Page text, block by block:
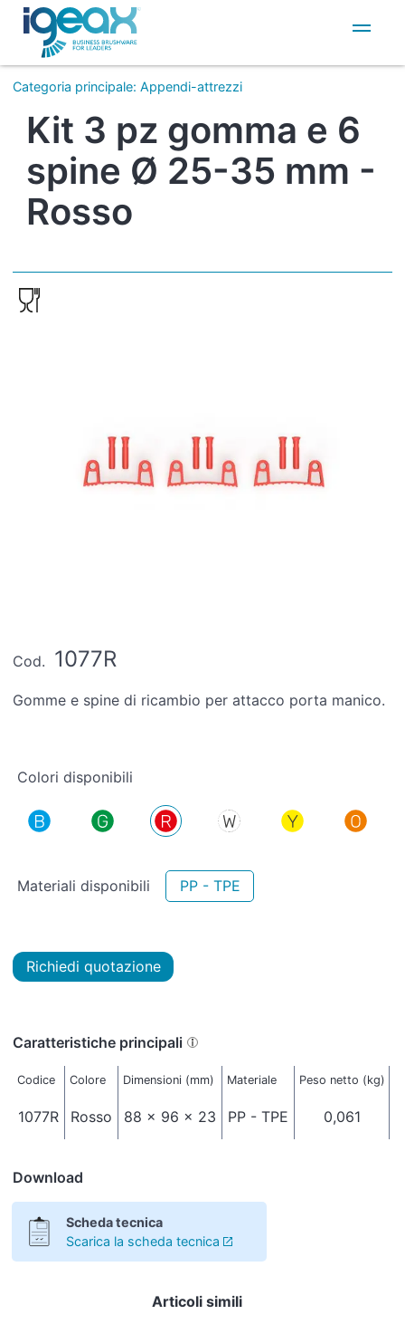
IT
EN
Categoria principale:Appendi-attrezzi
Kit 3 pz gomma e 6
spine Ø 25-35 mm -
Rosso
Cod. 1077R
Gomme e spine di ricambio per attacco porta manico.
Colori disponibili
Materiali disponibili PP - TPE
Richiedi quotazione
Caratteristiche principali
Codice Colore Dimensioni (mm) Materiale Peso netto (kg)
1077R Rosso 88 x 96 x 23 PP - TPE 0,061
Download
Scheda tecnica
Scarica la scheda tecnica
Articoli simili